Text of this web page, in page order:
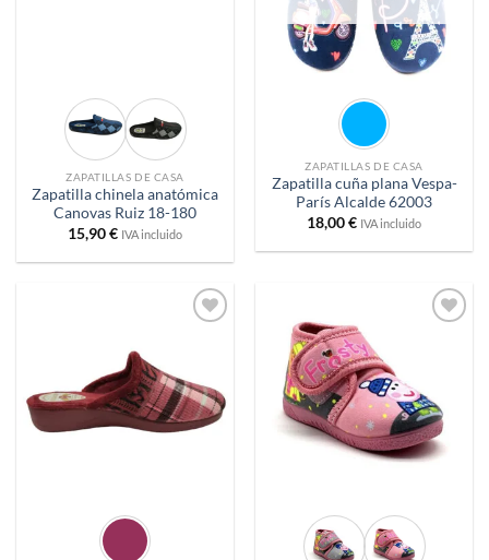
ZAPATILLAS DE CASA
Zapatilla chinela anatómica
Canovas Ruiz 18-180
15,90€ IVA incluido
ZAPATILLAS DE CASA
Zapatilla cuña plana Vespa-
París Alcalde 62003
18,00€ IVA incluido